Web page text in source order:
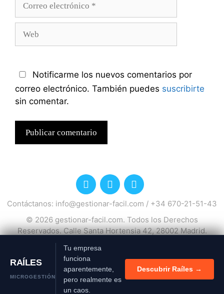
Notificarme los nuevos comentarios por
correo electrónico. También puedes suscribirte
sin comentar.
Contáctanos: info@gestionar-facil.com / +34 670-21-51-43
© 2026 gestionar-facil.com. Todos los Derechos
Reservados. Calle Santa Hortensia 42, 28002 Madrid.
Política de privacidad
RAÍLES
MICROGESTIÓN
Tu empresa
funciona
aparentemente,
pero realmente es
un caos.
Descubrir Raíles →